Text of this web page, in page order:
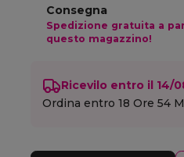
Consegna
Spedizione gratuita a
questo magazzino!
Ricevilo entro il 14/
Ordina entro18 Ore 54